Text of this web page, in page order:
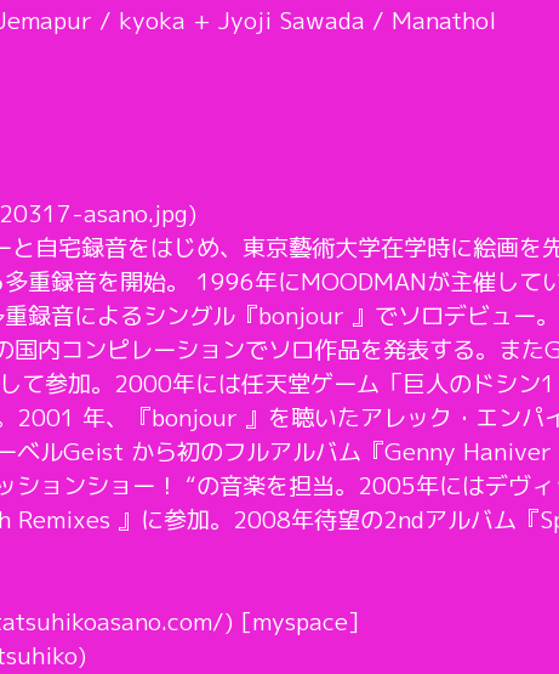
/ kyoka + Jyoji Sawada / Manathol
asano.jpg)
自宅録音をはじめ、東京藝術大学在学時に絵画を
重録音を開始。 1996年にMOODMANが主催して
録音によるシングル『bonjour 』でソロデビュー
内コンピレーションでソロ作品を発表する。また
て参加。2000年には任天堂ゲーム「巨人のドシン
2001 年、『bonjour 』を聴いたアレック・エンパ
ベルGeist から初のフルアルバム『Genny Haniver
ションショー！ “の音楽を担当。2005年にはデヴ
Remixes 』に参加。2008年待望の2ndアルバム『
) [myspace]